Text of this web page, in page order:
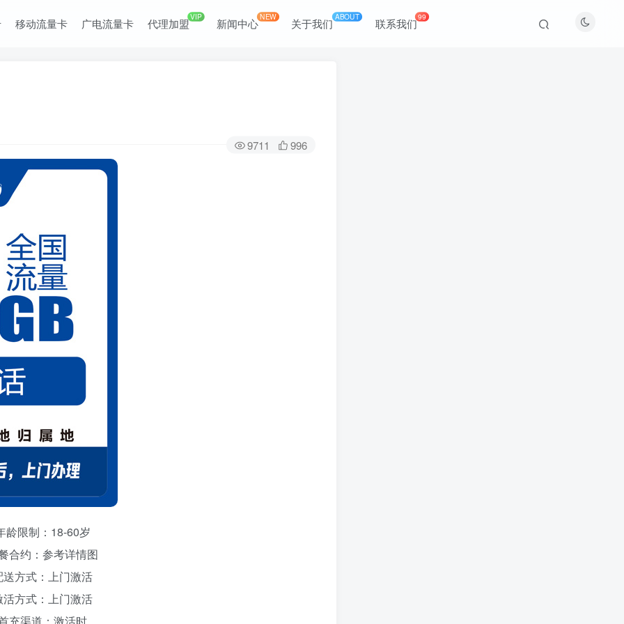
移动流量卡 广电流量卡 代理加盟VIP 新闻中心NEW 关于我们ABOUT 联系我们99
9711 996
龄限制：18-60岁
合约：参考详情图
送方式：上门激活
活方式：上门激活